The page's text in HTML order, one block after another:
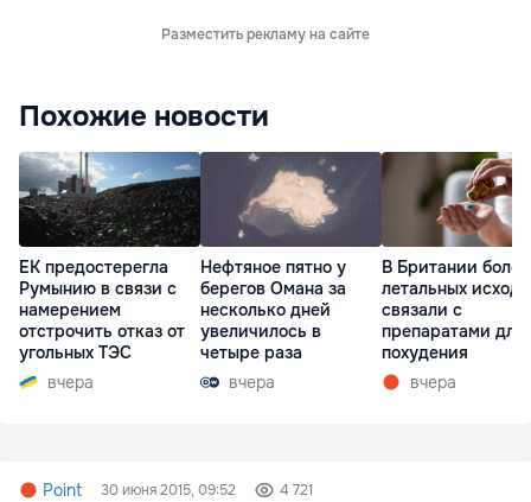
Разместить рекламу на сайте
Похожие новости
ЕК предостерегла
Румынию в связи с
намерением
отстрочить отказ от
угольных ТЭС
вчера
Нефтяное пятно у
берегов Омана за
несколько дней
увеличилось в
четыре раза
вчера
В Британии
летальных
связали с
препаратами для
похудения
вчера
Point 30 июня 2015, 09:52 4 721